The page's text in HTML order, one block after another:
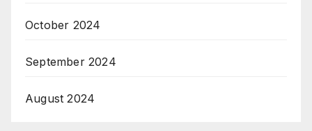
October 2024
September 2024
August 2024